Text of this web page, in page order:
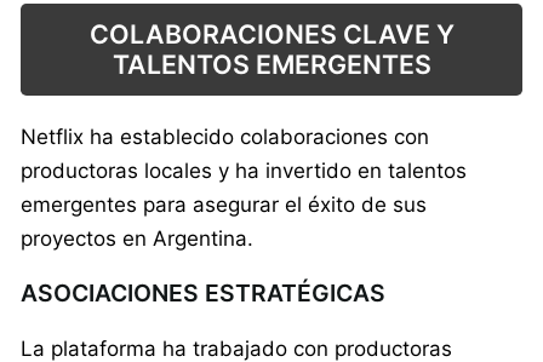
COLABORACIONES CLAVE Y
TALENTOS EMERGENTES
Netflix ha establecido colaboraciones con
productoras locales y ha invertido en talentos
emergentes para asegurar el éxito de sus
proyectos en Argentina.
ASOCIACIONES ESTRATÉGICAS
La plataforma ha trabajado con productoras